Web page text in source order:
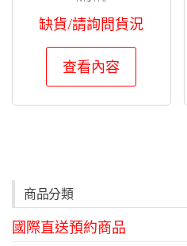
擇
選
缺貨/請詢問貨況
查看內容
商品分類
國際直送預約商品